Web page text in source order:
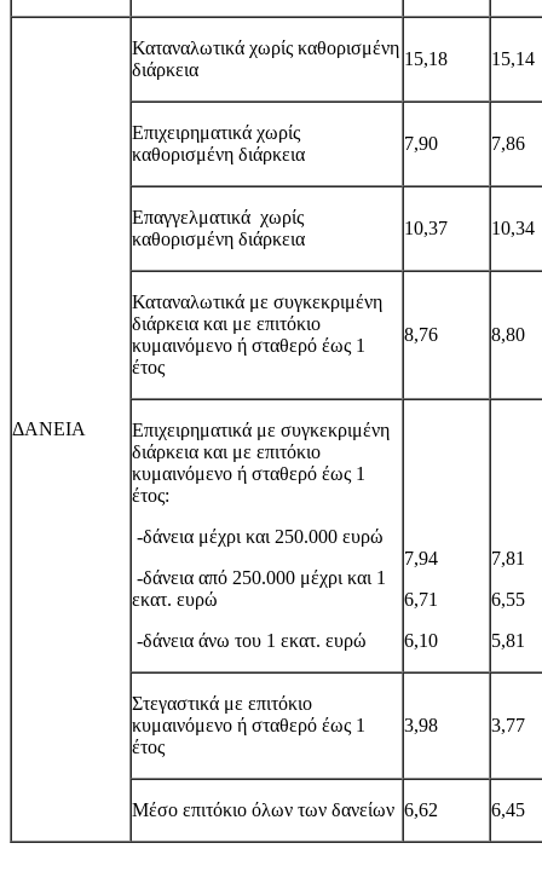
ΔΑΝΕΙΑ
Καταναλωτικά χωρίς καθορισμένη
διάρκεια
15,18 15,14
Επιχειρηματικά χωρίς
καθορισμένη διάρκεια
7,90 7,86
Επαγγελματικά χωρίς
καθορισμένη διάρκεια
10,37 10,34
Καταναλωτικά με συγκεκριμένη
διάρκεια και με επιτόκιο
κυμαινόμενο ή σταθερό έως 1
έτος
8,76 8,80
Επιχειρηματικά με συγκεκριμένη
διάρκεια και με επιτόκιο
κυμαινόμενο ή σταθερό έως 1
έτος:
-δάνεια μέχρι και 250.000 ευρώ
-δάνεια από 250.000 μέχρι και 1
εκατ. ευρώ
-δάνεια άνω του 1 εκατ. ευρώ
7,94
6,71
6,10
7,81
6,55
5,81
Στεγαστικά με επιτόκιο
κυμαινόμενο ή σταθερό έως 1
έτος
3,98 3,77
Μέσο επιτόκιο όλων των δανείων 6,62 6,45